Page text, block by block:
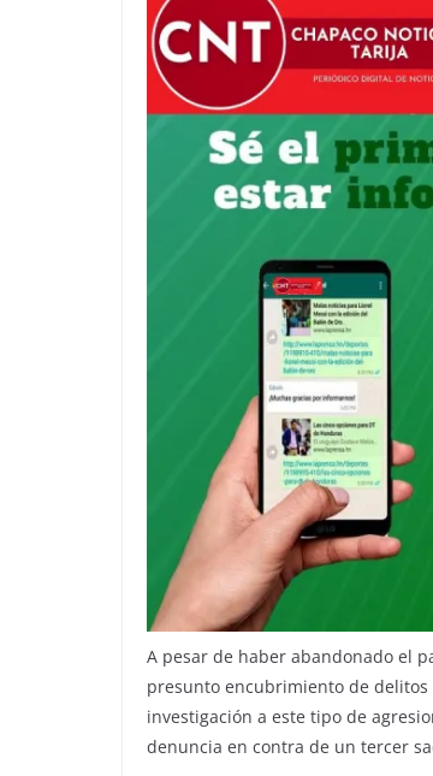
A pesar de haber abandonado el
presunto encubrimiento de
investigación a este tipo de
denuncia en contra de un tercer